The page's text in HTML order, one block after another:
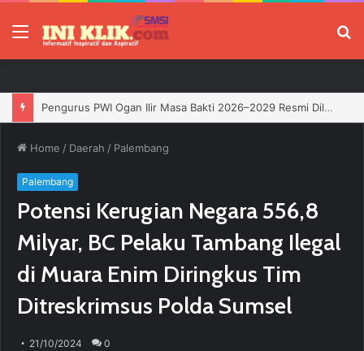
Menu
Pengurus PWI Ogan Ilir Masa Bakti 2026–2029 Resmi Dilantik, Siap Perkuat Profesionalisme Wartawan
Home / Daerah / Palembang
Palembang
Potensi Kerugian Negara 556,8
Milyar, BC Pelaku Tambang Ilegal
di Muara Enim Diringkus Tim
Ditreskrimsus Polda Sumsel
21/10/2024 0